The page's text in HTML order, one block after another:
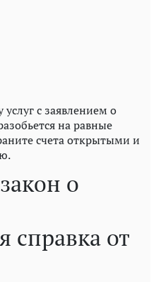
с заявлением о
на равные
счета открытыми и
о
справка от